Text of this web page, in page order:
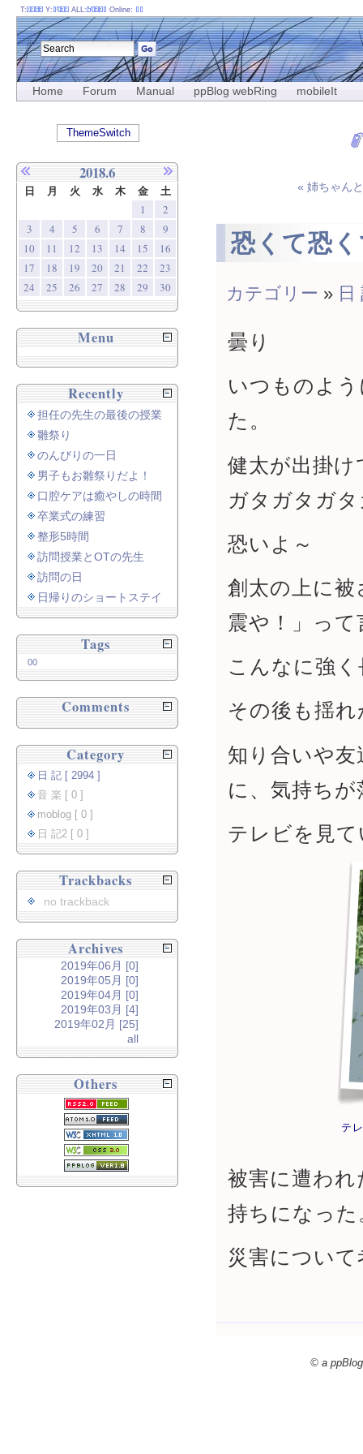
Home Forum Manual ppBlog webRing mobileIt
« 姉ちゃん
恐くて恐
カテゴリー » 日
曇り
いつものよ
た。
健太が出掛
ガタガタガ
恐いよ～
創太の上に
震や！」っ
こんなに強
その後も揺
知り合いや
に、気持ち
テレビを見
テ
被害に遭わ
持ちになった
災害につい
T: Y: ALL: Online:
ThemeSwitch
2018.6
日 月 火 水 木 金 土
1
2
3
4 5 6 7 8
9
10
11 12 13 14 15
16
17
18 19 20 21 22
23
24
25 26 27 28 29 30
Menu
Recently
担任の先生の最後の授業
雛祭り
のんびりの一日
男子もお雛祭りだよ！
口腔ケアは癒やしの時間
卒業式の練習
整形5時間
訪問授業とOTの先生
訪問の日
日帰りのショートステイ
Tags
00
Comments
Category
日 記 [ 2994 ]
音 楽 [ 0 ]
moblog [ 0 ]
日 記2 [ 0 ]
Trackbacks
no trackback
Archives
2019年06月 [0]
2019年05月 [0]
2019年04月 [0]
2019年03月 [4]
2019年02月 [25]
all
Others
© a